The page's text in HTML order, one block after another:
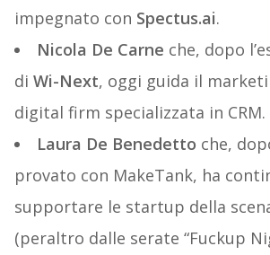
impegnato con Spectus.ai.
Nicola De Carne che, dopo
di Wi-Next, oggi guida il
digital firm specializzata in CRM.
Laura De Benedetto che,
provato con MakeTank, ha
supportare le startup della
(peraltro dalle serate “Fuckup